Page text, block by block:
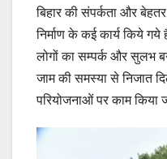
बिहार की संपर्कता और
निर्माण के कई कार्य किये
लोगों का सम्पर्क और सुलभ
जाम की समस्या से निजात
परियोजनाओं पर काम किया